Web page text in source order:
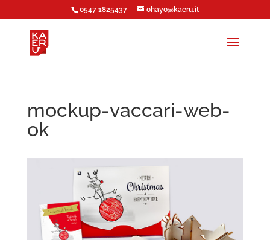
0547 1825437 ohayo@kaeru.it
mockup-vaccari-web-
ok